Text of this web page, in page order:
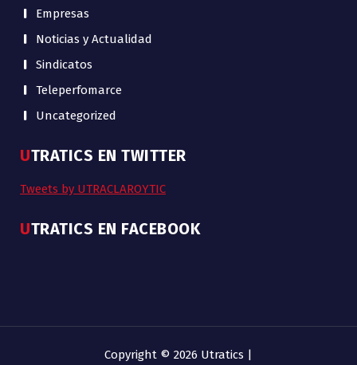
Empresas
Noticias y Actualidad
Sindicatos
Teleperfomarce
Uncategorized
UTRATICS EN TWITTER
Tweets by UTRACLAROYTIC
UTRATICS EN FACEBOOK
Copyright © 2026 Utratics |